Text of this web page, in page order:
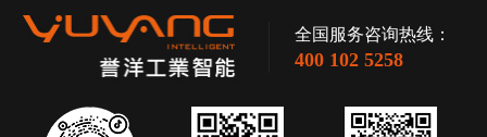
全国服务咨询热线：
400 102 5258